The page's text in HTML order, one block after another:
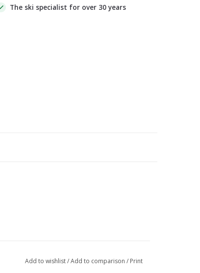
The ski specialist for over 30 years
Add to wishlist/Add to comparison / Print